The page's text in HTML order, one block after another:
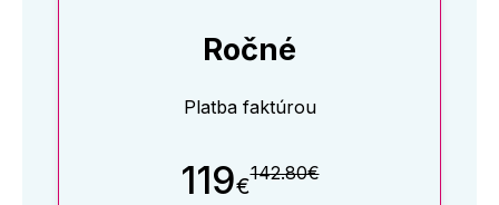
Ročné
Platba faktúrou
119€142.80€